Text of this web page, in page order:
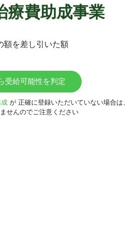
療費助成事業
額を差し引いた額
受給可能性を判定
が 正確に登録いただいていない場合は、
せんのでご注意ください